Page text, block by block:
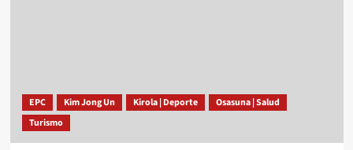
EPC Kim Jong Un Kirola | Deporte
Osasuna | Salud
Turismo